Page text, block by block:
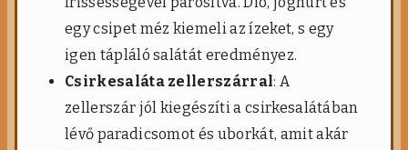
egy csipet méz kiemeli az ízeket, s egy
igen tápláló salátát eredményez.
Csirkesaláta zellerszárral: A
zellerszár jól kiegészíti a csirkesalátában
lévő paradicsomot és uborkát, amit akár